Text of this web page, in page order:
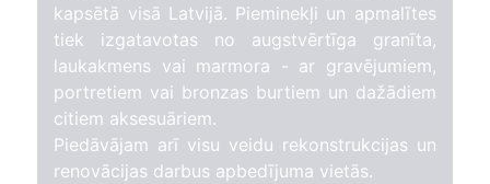
kapsētā visā Latvijā. Pieminekļi un apmalītes
tiek izgatavotas no augstvērtīga granīta,
laukakmens vai marmora - ar gravējumiem,
portretiem vai bronzas burtiem un dažādiem
citiem aksesuāriem.
Piedāvājam arī visu veidu rekonstrukcijas un
renovācijas darbus apbedījuma vietās.